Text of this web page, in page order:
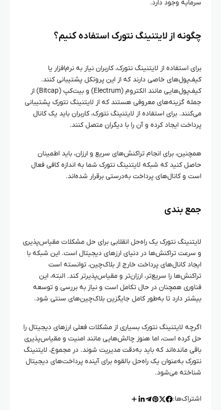
سرمایه وجود دارد.
چگونه از لایتنینگ نتورک استفاده کنیم؟
برای استفاده از لایتنینگ نتورک، کاربران نیاز به نرم‌افزار یا
کیف‌پول‌های خاصی دارند که از این پروتکل پشتیبانی کنند.
کیف‌پول‌هایی مانند الکتروم (Electrum) و بیت‌کپ (Bitcap) از
جمله گزینه‌های معروفی هستند که از لایتنینگ نتورک پشتیبانی
می‌کنند. برای استفاده از لایتنینگ نتورک، کاربران باید یک کانال
پرداخت ایجاد کرده و آن را با دیگران متصل کنند.
همچنین، برای انجام تراکنش‌های سریع و ارزان، باید اطمینان
حاصل کنید که شبکه لایتنینگ نتورک شما به اندازه کافی فعال
است و کانال‌های پرداخت به‌درستی برقرار شده‌اند.
جمع‌ بندی
لایتنینگ نتورک یک راه‌حل انقلابی برای حل مشکلات مقیاس‌پذیری
و سرعت تراکنش‌ها در دنیای ارزهای دیجیتال است. این شبکه با
ایجاد کانال‌های پرداخت خارج از بلاک‌چین، توانسته است
تراکنش‌ها را سریع‌تر، ارزان‌تر و مقیاس‌پذیرتر کند. البته، این
فناوری همچنان در حال تکامل است و نیاز به بررسی و توسعه
بیشتر دارد تا به‌طور کامل جایگزین بلاک‌چین‌های سنتی شود.
اگرچه لایتنینگ نتورک بسیاری از مشکلات فعلی ارزهای دیجیتال را
حل کرده است، اما هنوز چالش‌هایی مانند امنیت و مقیاس‌پذیری
باقی مانده‌اند که باید به‌دقت مدیریت شوند. در مجموع، لایتنینگ
نتورک به‌عنوان یک راه‌حل بالقوه برای آینده پرداخت‌های دیجیتال
شناخته می‌شود.
اشتراک‌ها: